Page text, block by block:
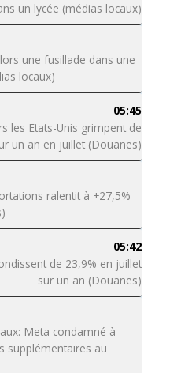
un lycée (médias locaux)
une fusillade dans une
locaux)
05:45
les Etats-Unis grimpent de
un an en juillet (Douanes)
ralentit à +27,5%
05:42
de 23,9% en juillet
sur un an (Douanes)
Meta condamné à
supplémentaires au